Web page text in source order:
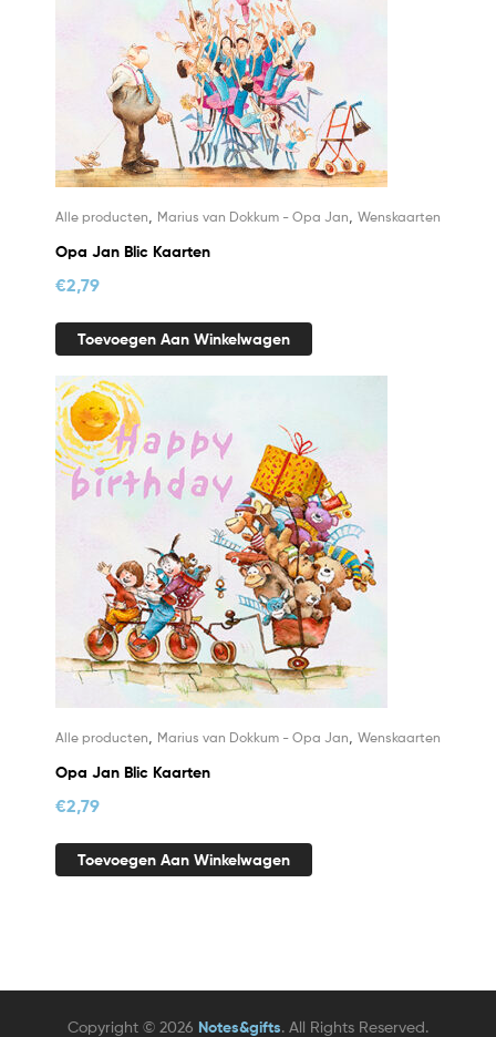
Alle producten Marius van Dokkum - Opa Jan Wenskaarten
Opa Jan Blic Kaarten
€2,79
Toevoegen Aan Winkelwagen
Alle producten Marius van Dokkum - Opa Jan Wenskaarten
Opa Jan Blic Kaarten
€2,79
Toevoegen Aan Winkelwagen
Copyright © 2026 Notes&gifts. All Rights Reserved.